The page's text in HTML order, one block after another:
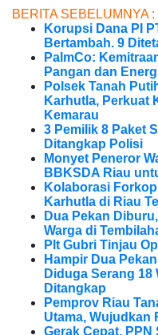
BERITA SEBELUMNYA :
Korupsi Dana PI
Bertambah. 9
PalmCo:
Pangan dan
Polsek Tanah
Karhutla, Perkuat
Kemarau
3 Pemilik 8 Paket
Ditangkap Polisi
Monyet Peneror
BBKSDA Riau
Kolaborasi
Karhutla di Riau
Dua Pekan
Warga di
Plt Gubri Tinjau
Hampir Dua
Diduga Serang 18
Ditangkap
Pemprov Riau
Utama, Wujudkan
Gerak Cepat,